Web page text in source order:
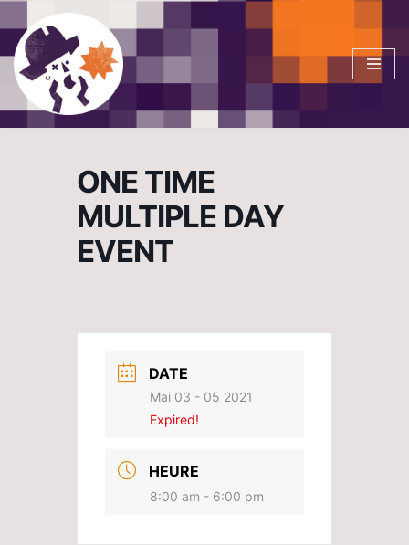
Aller
au
contenu
ONE TIME
MULTIPLE DAY
EVENT
DATE
Mai 03 - 05 2021
Expired!
HEURE
8:00 am - 6:00 pm